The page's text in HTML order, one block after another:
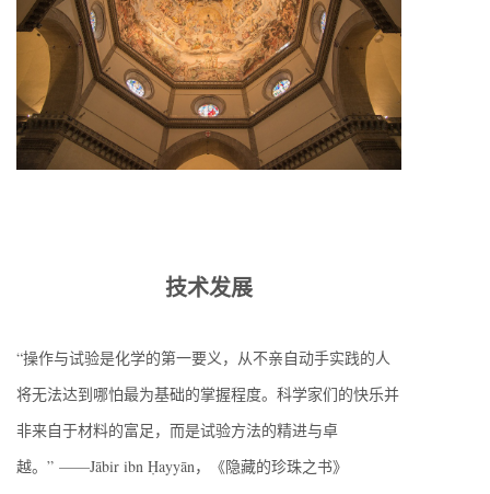
技术发展
“操作与试验是化学的第一要义，从不亲自动手实践的人
将无法达到哪怕最为基础的掌握程度。科学家们的快乐并
非来自于材料的富足，而是试验方法的精进与卓
越。” ——Jābir ibn Ḥayyān，《隐藏的珍珠之书》